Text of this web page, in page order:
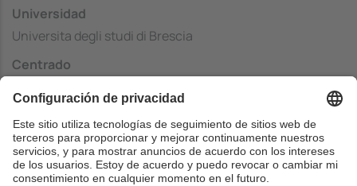
Universidad
Universita degli studi di Brescia
Centrado
Italia
Web